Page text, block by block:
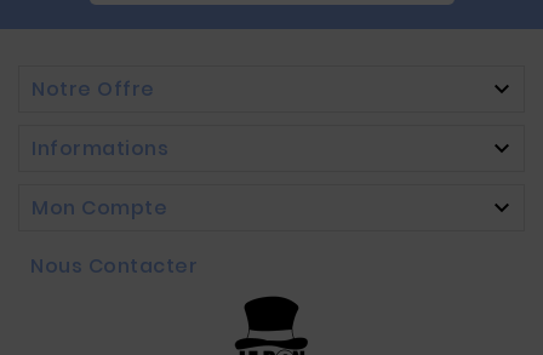
Notre Offre 
Informations 
Mon Compte 
Nous Contacter